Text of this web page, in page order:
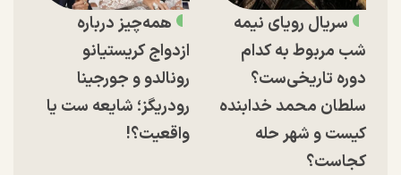
سریال رویای نیمه
شب مربوط به کدام
دوره تاریخی‌ست؟
سلطان محمد خدابنده
کیست و شهر حله
کجاست؟
همه‌چیز درباره
ازدواج کریستیانو
رونالدو و جورجینا
رودریگز؛ شایعه ست یا
واقعیت؟!